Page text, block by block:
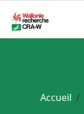
Accueil